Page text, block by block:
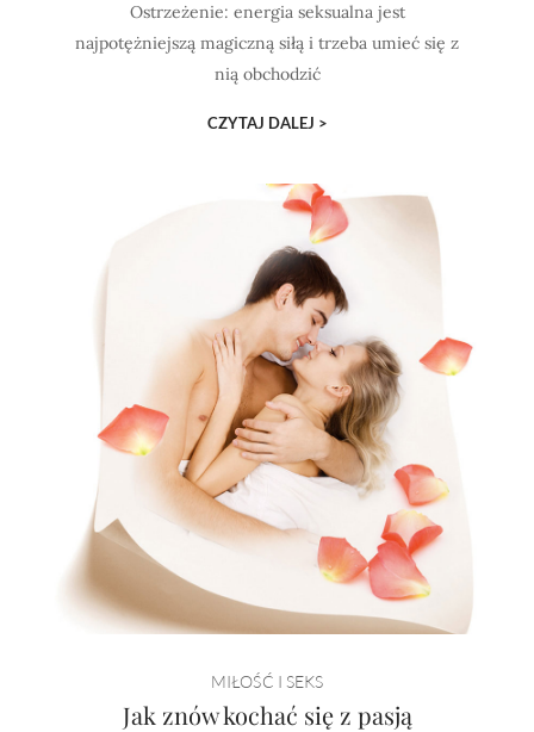
Ostrzeżenie: energia seksualna jest
najpotężniejszą magiczną siłą i trzeba umieć się z
nią obchodzić
CZYTAJ DALEJ >
MIŁOŚĆ I SEKS
Jak znów kochać się z pasją